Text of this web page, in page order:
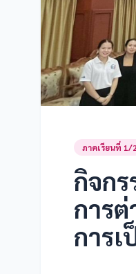
ภาคเรียนที่ 1/
กิจก
การ
การ